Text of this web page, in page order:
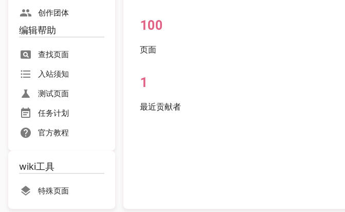
100
页面
1
最近贡献者
创作团体
编辑帮助
查找页面
入站须知
测试页面
任务计划
官方教程
wiki工具
特殊页面